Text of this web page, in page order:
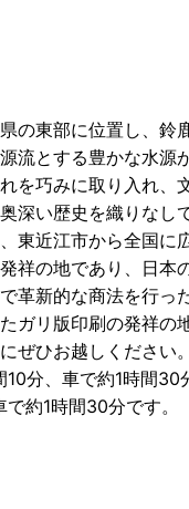
の東部に位置し、鈴
流とする豊かな水源
を巧みに取り入れ、
深い歴史を織りなし
東近江市から全国に
祥の地であり、日本
革新的な商法を行っ
ガリ版印刷の発祥の
ぜひお越しください。
分、車で約1時間30
約1時間30分です。